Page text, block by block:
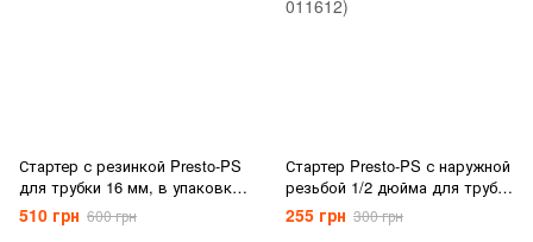
Стартер с резинкой Presto-PS
для трубки 16 мм, в упаковке
- 100 шт. (ОР-0116-R)
510 грн 600 грн
Стартер Presto-PS с наружной
резьбой 1/2 дюйма для трубки
16 мм, в упаковке - 100 шт.
(MC-011612)
255 грн 300 грн